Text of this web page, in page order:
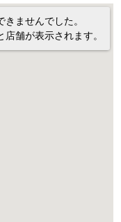
ませんでした。
舗が表示されます。